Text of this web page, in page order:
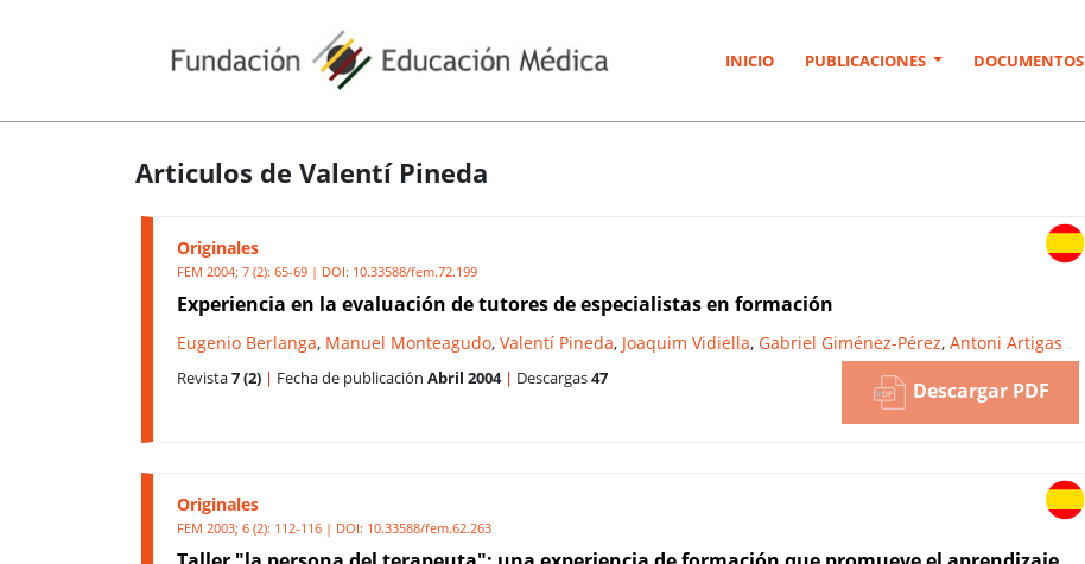
INICIO PUBLICACIONES DOCUMENTOS
Articulos de Valentí Pineda
Originales
FEM 2004; 7 (2): 65-69 | DOI: 10.33588/fem.72.199
Experiencia en la evaluación de tutores de especialistas en formación
Eugenio Berlanga, Manuel Monteagudo, Valentí Pineda, Joaquim Vidiella, Gabriel Giménez-Pérez, Antoni Artigas
Revista7 (2) | Fecha de publicación Abril 2004 | Descargas47 Descargar PDF
Originales
FEM 2003; 6 (2): 112-116 | DOI: 10.33588/fem.62.263